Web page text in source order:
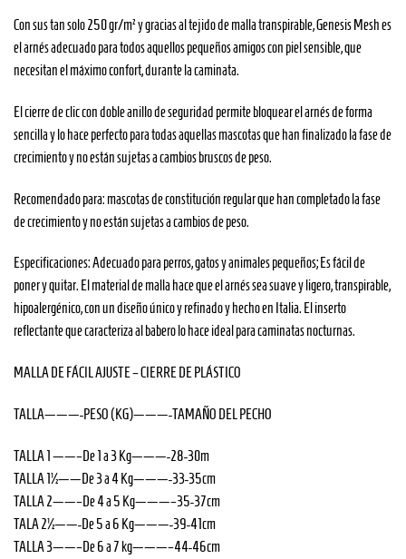
Con sus tan solo 250 gr/m² y gracias al tejido de malla transpirable, Genesis Mesh es
el arnés adecuado para todos aquellos pequeños amigos con piel sensible, que
necesitan el máximo confort, durante la caminata.
El cierre de clic con doble anillo de seguridad permite bloquear el arnés de forma
sencilla y lo hace perfecto para todas aquellas mascotas que han finalizado la fase de
crecimiento y no están sujetas a cambios bruscos de peso.
Recomendado para: mascotas de constitución regular que han completado la fase
de crecimiento y no están sujetas a cambios de peso.
Especificaciones: Adecuado para perros, gatos y animales pequeños; Es fácil de
poner y quitar. El material de malla hace que el arnés sea suave y ligero, transpirable,
hipoalergénico, con un diseño único y refinado y hecho en Italia. El inserto
reflectante que caracteriza al babero lo hace ideal para caminatas nocturnas.
MALLA DE FÁCIL AJUSTE – CIERRE DE PLÁSTICO
TALLA———-PESO (KG)———-TAMAÑO DEL PECHO
TALLA 1 ——–De 1 a 3 Kg———-28-30m
TALLA 1½——De 3 a 4 Kg———-33-35cm
TALLA 2——–De 4 a 5 Kg———–35-37cm
TALA 2½——-De 5 a 6 Kg———-39-41cm
TALLA 3——–De 6 a 7 kg———–44-46cm